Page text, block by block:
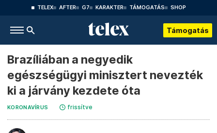
TELEX AFTER G7 KARAKTER TÁMOGATÁS SHOP
Támogatás
Brazíliában a negyedik
egészségügyi minisztert nevezték
ki a járvány kezdete óta
KORONAVÍRUS frissítve